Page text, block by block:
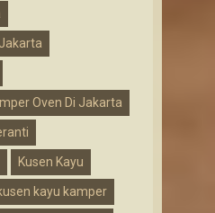
Oven Di Jakarta
Kusen Kayu
kayu kamper